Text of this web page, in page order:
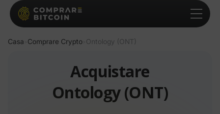
Casa Comprare Crypto Ontology (ONT)
Acquistare
Ontology (ONT)